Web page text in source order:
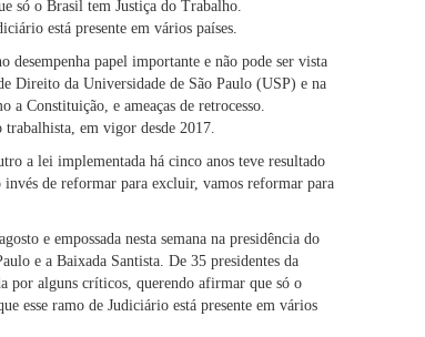
só o Brasil tem Justiça do Trabalho.
está presente em vários países.
desempenha papel importante e não pode ser vista
Direito da Universidade de São Paulo (USP) e na
a Constituição, e ameaças de retrocesso.
em vigor desde 2017.
a lei implementada há cinco anos teve resultado
invés de reformar para excluir, vamos reformar para
e empossada nesta semana na presidência do
e a Baixada Santista. De 35 presidentes da
por alguns críticos, querendo afirmar que só o
esse ramo de Judiciário está presente em vários